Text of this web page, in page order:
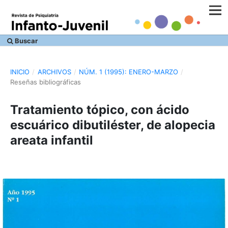
Buscar
INICIO / ARCHIVOS / NÚM. 1 (1995): ENERO-MARZO /
Reseñas bibliográficas
Tratamiento tópico, con ácido
escuárico dibutiléster, de alopecia
areata infantil